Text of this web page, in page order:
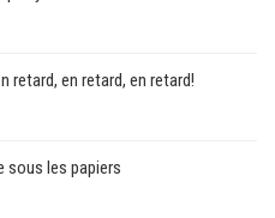
retard, en retard, en retard!
sous les papiers